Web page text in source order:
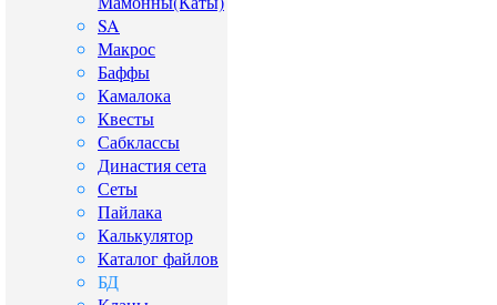
SA
Макрос
Баффы
Камалока
Квесты
Сабклассы
Династия сета
Сеты
Пайлака
Калькулятор
Каталог файлов
БД